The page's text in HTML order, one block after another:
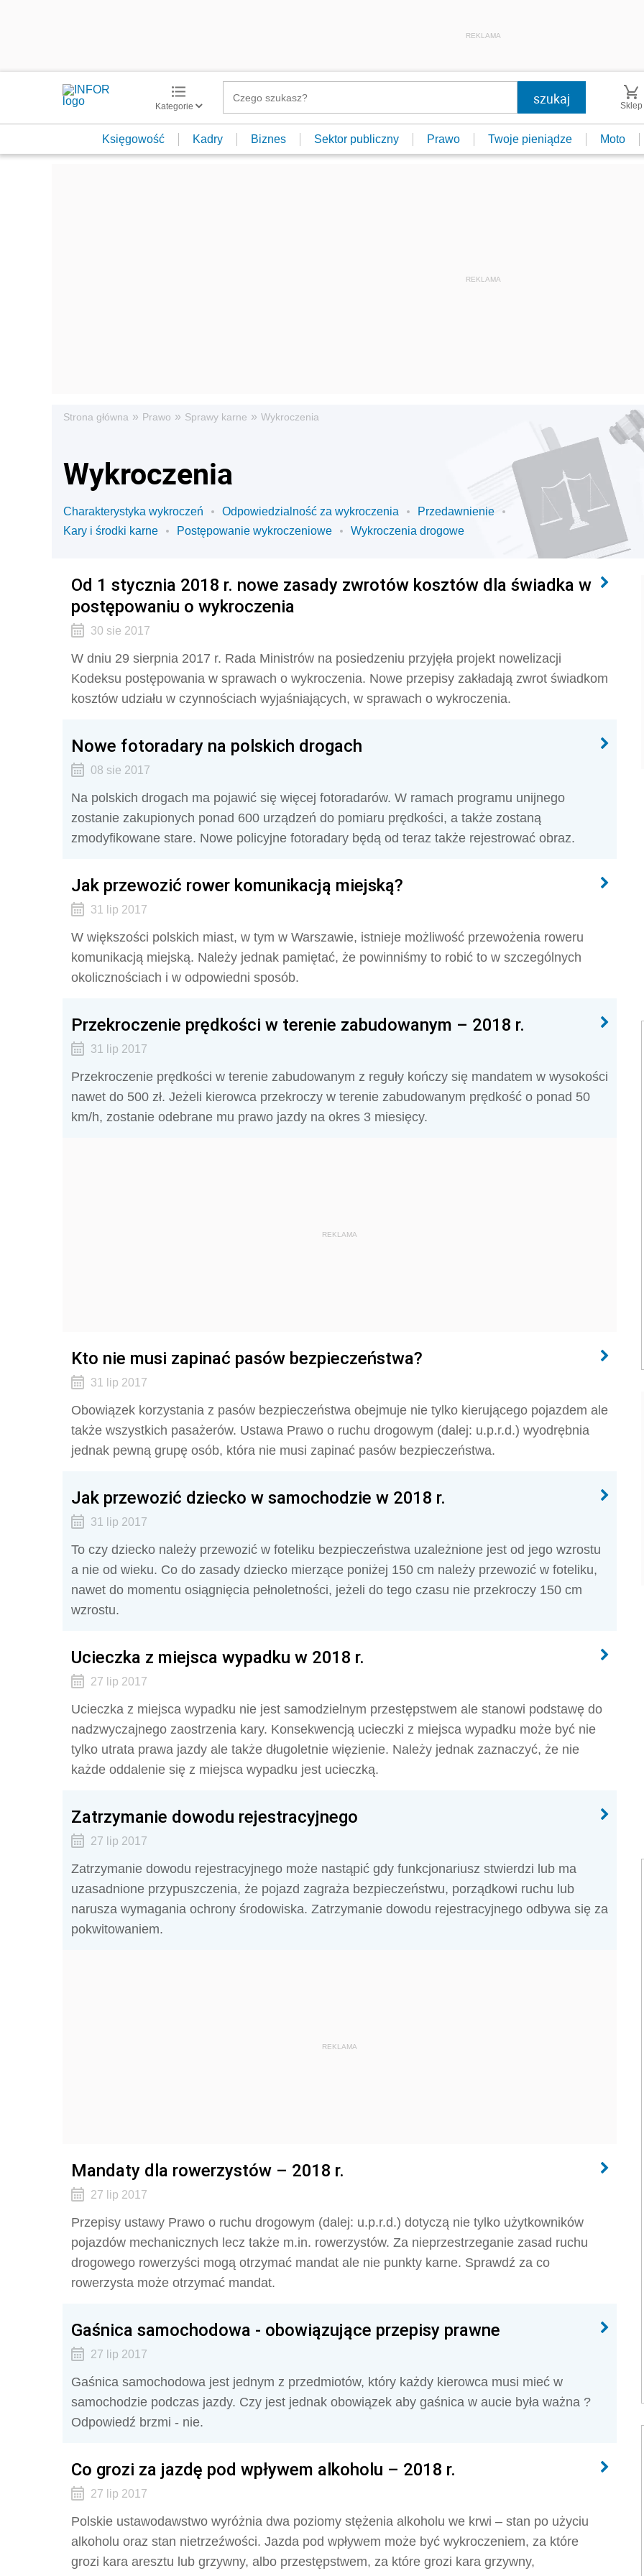
REKLAMA
Kategorie Sklep
Księgowość Kadry Biznes Sektor publiczny Prawo Twoje pieniądze Moto
Strona główna » Prawo » Sprawy karne » Wykroczenia
Wykroczenia
Charakterystyka wykroczeń Odpowiedzialność za wykroczenia
Przedawnienie
Kary i środki karne
Postępowanie wykroczeniowe Wykroczenia drogowe
Od 1 stycznia 2018 r. nowe zasady zwrotów kosztów dla świadka w
postępowaniu o wykroczenia
30 sie 2017
W dniu 29 sierpnia 2017 r. Rada Ministrów na posiedzeniu przyjęła projekt nowelizacji
Kodeksu postępowania w sprawach o wykroczenia. Nowe przepisy zakładają zwrot świadkom
kosztów udziału w czynnościach wyjaśniających, w sprawach o wykroczenia.
Nowe fotoradary na polskich drogach
08 sie 2017
Na polskich drogach ma pojawić się więcej fotoradarów. W ramach programu unijnego
zostanie zakupionych ponad 600 urządzeń do pomiaru prędkości, a także zostaną
zmodyfikowane stare. Nowe policyjne fotoradary będą od teraz także rejestrować obraz.
Jak przewozić rower komunikacją miejską?
31 lip 2017
W większości polskich miast, w tym w Warszawie, istnieje możliwość przewożenia roweru
komunikacją miejską. Należy jednak pamiętać, że powinniśmy to robić to w szczególnych
okolicznościach i w odpowiedni sposób.
Przekroczenie prędkości w terenie zabudowanym – 2018 r.
31 lip 2017
Przekroczenie prędkości w terenie zabudowanym z reguły kończy się mandatem w wysokości
nawet do 500 zł. Jeżeli kierowca przekroczy w terenie zabudowanym prędkość o ponad 50
km/h, zostanie odebrane mu prawo jazdy na okres 3 miesięcy.
REKLAMA
Kto nie musi zapinać pasów bezpieczeństwa?
31 lip 2017
Obowiązek korzystania z pasów bezpieczeństwa obejmuje nie tylko kierującego pojazdem ale
także wszystkich pasażerów. Ustawa Prawo o ruchu drogowym (dalej: u.p.r.d.) wyodrębnia
jednak pewną grupę osób, która nie musi zapinać pasów bezpieczeństwa.
Jak przewozić dziecko w samochodzie w 2018 r.
31 lip 2017
To czy dziecko należy przewozić w foteliku bezpieczeństwa uzależnione jest od jego wzrostu
a nie od wieku. Co do zasady dziecko mierzące poniżej 150 cm należy przewozić w foteliku,
nawet do momentu osiągnięcia pełnoletności, jeżeli do tego czasu nie przekroczy 150 cm
wzrostu.
Ucieczka z miejsca wypadku w 2018 r.
27 lip 2017
Ucieczka z miejsca wypadku nie jest samodzielnym przestępstwem ale stanowi podstawę do
nadzwyczajnego zaostrzenia kary. Konsekwencją ucieczki z miejsca wypadku może być nie
tylko utrata prawa jazdy ale także długoletnie więzienie. Należy jednak zaznaczyć, że nie
każde oddalenie się z miejsca wypadku jest ucieczką.
Zatrzymanie dowodu rejestracyjnego
27 lip 2017
Zatrzymanie dowodu rejestracyjnego może nastąpić gdy funkcjonariusz stwierdzi lub ma
uzasadnione przypuszczenia, że pojazd zagraża bezpieczeństwu, porządkowi ruchu lub
narusza wymagania ochrony środowiska. Zatrzymanie dowodu rejestracyjnego odbywa się za
pokwitowaniem.
REKLAMA
Mandaty dla rowerzystów – 2018 r.
27 lip 2017
Przepisy ustawy Prawo o ruchu drogowym (dalej: u.p.r.d.) dotyczą nie tylko użytkowników
pojazdów mechanicznych lecz także m.in. rowerzystów. Za nieprzestrzeganie zasad ruchu
drogowego rowerzyści mogą otrzymać mandat ale nie punkty karne. Sprawdź za co
rowerzysta może otrzymać mandat.
Gaśnica samochodowa - obowiązujące przepisy prawne
27 lip 2017
Gaśnica samochodowa jest jednym z przedmiotów, który każdy kierowca musi mieć w
samochodzie podczas jazdy. Czy jest jednak obowiązek aby gaśnica w aucie była ważna ?
Odpowiedź brzmi - nie.
Co grozi za jazdę pod wpływem alkoholu – 2018 r.
27 lip 2017
Polskie ustawodawstwo wyróżnia dwa poziomy stężenia alkoholu we krwi – stan po użyciu
alkoholu oraz stan nietrzeźwości. Jazda pod wpływem może być wykroczeniem, za które
grozi kara aresztu lub grzywny, albo przestępstwem, za które grozi kara grzywny,